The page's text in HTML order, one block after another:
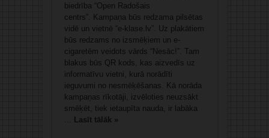
biedrība “Open Radošais
centrs”. Kampaņa būs redzama pilsētas
vidē un vietnē “e-klase.lv”. Uz plakātiem
būs redzams no izsmēķiem un e-
cigaretēm veidots vārds “Nesāc!”. Tam
blakus būs QR kods, kas aizvedīs uz
informatīvu vietni, kurā norādīti
ieguvumi no nesmēķēšanas. Kā norāda
kampaņas rīkotāji, izvēloties neuzsākt
smēķēt, tiek ietaupīta nauda, ir labāka
... Lasīt tālāk »